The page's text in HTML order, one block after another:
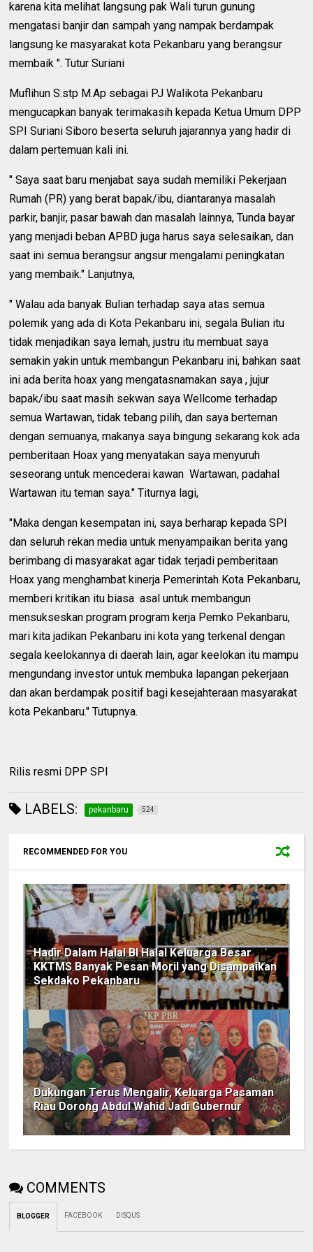
karena kita melihat langsung pak Wali turun gunung
mengatasi banjir dan sampah yang nampak berdampak
langsung ke masyarakat kota Pekanbaru yang berangsur
membaik ". Tutur Suriani
Muflihun S.stp M.Ap sebagai PJ Walikota Pekanbaru
mengucapkan banyak terimakasih kepada Ketua Umum DPP
SPI Suriani Siboro beserta seluruh jajarannya yang hadir di
dalam pertemuan kali ini.
" Saya saat baru menjabat saya sudah memiliki Pekerjaan
Rumah (PR) yang berat bapak/ibu, diantaranya masalah
parkir, banjir, pasar bawah dan masalah lainnya, Tunda bayar
yang menjadi beban APBD juga harus saya selesaikan, dan
saat ini semua berangsur angsur mengalami peningkatan
yang membaik." Lanjutnya,
" Walau ada banyak Bulian terhadap saya atas semua
polemik yang ada di Kota Pekanbaru ini, segala Bulian itu
tidak menjadikan saya lemah, justru itu membuat saya
semakin yakin untuk membangun Pekanbaru ini, bahkan saat
ini ada berita hoax yang mengatasnamakan saya , jujur
bapak/ibu saat masih sekwan saya Wellcome terhadap
semua Wartawan, tidak tebang pilih, dan saya berteman
dengan semuanya, makanya saya bingung sekarang kok ada
pemberitaan Hoax yang menyatakan saya menyuruh
seseorang untuk mencederai kawan Wartawan, padahal
Wartawan itu teman saya." Titurnya lagi,
"Maka dengan kesempatan ini, saya berharap kepada SPI
dan seluruh rekan media untuk menyampaikan berita yang
berimbang di masyarakat agar tidak terjadi pemberitaan
Hoax yang menghambat kinerja Pemerintah Kota Pekanbaru,
memberi kritikan itu biasa asal untuk membangun
mensukseskan program program kerja Pemko Pekanbaru,
mari kita jadikan Pekanbaru ini kota yang terkenal dengan
segala keelokannya di daerah lain, agar keelokan itu mampu
mengundang investor untuk membuka lapangan pekerjaan
dan akan berdampak positif bagi kesejahteraan masyarakat
kota Pekanbaru." Tutupnya.
Rilis resmi DPP SPI
LABELS: pekanbaru 524
RECOMMENDED FOR YOU
Hadir Dalam Halal BI Halal Keluarga Besar
KKTMS Banyak Pesan Moril yang Disampaikan
Sekdako Pekanbaru
Dukungan Terus Mengalir, Keluarga Pasaman
Riau Dorong Abdul Wahid Jadi Gubernur
COMMENTS
BLOGGER FACEBOOK DISQUS